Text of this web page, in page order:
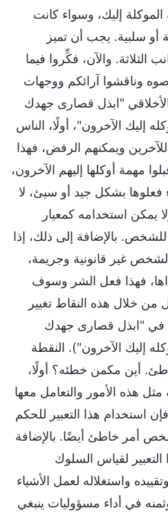
إليك، وسواء كانت
أو سلبية. يجب أن تميز
الثلاثة. والآن، فكِّروا فيما
وناقشوا آرائكم ووجهات
"ابذل قصارى جهدك
إليك الآخرون"، أولًا، الناس
ويمكنهم الرفض، فهذا
مهمة أوكلها إليهم الآخرون،
فعلوها بشكل جيد أو سيئ، لا
يمكن استخدامه كمعيار
بالإضافة إلى ذلك، إذا
غير قانونية وجريمة،
أداها، فهذا فعل الشر وسوف
من خلال هذه النقاط تغيير
في "ابذل قصارى جهدك
إليك الآخرون"). النقطة
أين مكمن خطئه؟ أولًا،
مثل هذه الأمور والتعامل معها
استخدام هذا التعبير للحكم
أمر خاطئ أيضًا. بالإضافة
لقياس السلوك
واستغلاله لعمل الأشياء
في أداء مسؤوليات ينبغي